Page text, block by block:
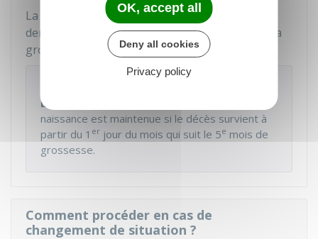
La prime à la naissance est versée avant le
dernier jour du mois civilsuivant le 6
mois de la
grossesse.
EN CAS DE DÉCÈS DE L'ENFANT
naissance est maintenue si le décès survient à
partir du 1 er jour du mois qui suit le 5e mois de
grossesse.
Comment procéder en cas de
changement de situation ?
OK, accept all
Deny all cookies
Privacy policy